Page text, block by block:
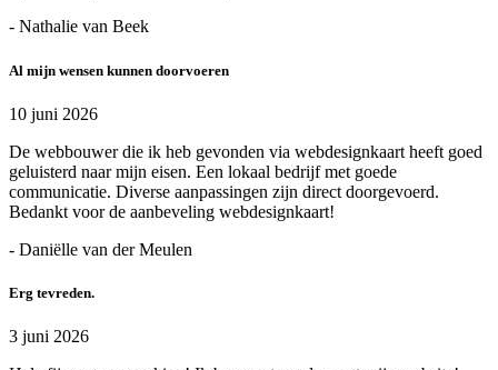
- Nathalie van Beek
Al mijn wensen kunnen doorvoeren
10 juni 2026
De webbouwer die ik heb gevonden via webdesignkaart heeft goed
geluisterd naar mijn eisen. Een lokaal bedrijf met goede
communicatie. Diverse aanpassingen zijn direct doorgevoerd.
Bedankt voor de aanbeveling webdesignkaart!
- Daniëlle van der Meulen
Erg tevreden.
3 juni 2026